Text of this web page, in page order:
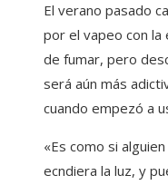
El verano pasado
por el vapeo con
de fumar, pero
será aún más
cuando empezó a
«Es como si
ecndiera la luz, y